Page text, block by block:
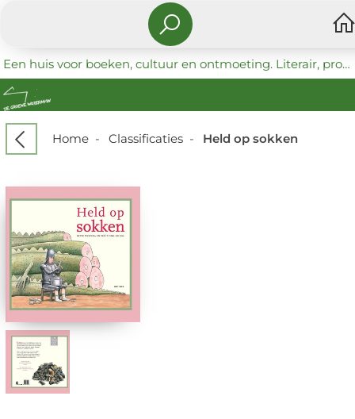
Een huis voor boeken, cultuur en ontmoeting. Literair, progressief en coöperatief.
Home- Classificaties- Held op sokken